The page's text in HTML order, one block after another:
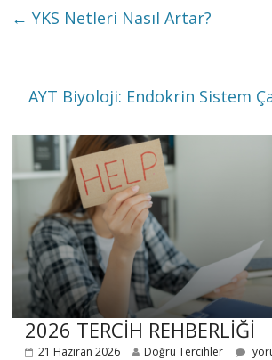
← YKS Netleri Nasıl Artar?
AYT Biyoloji: Endokrin Sistem
2026 TERCİH REHBERLİĞİ
21 Haziran 2026 Doğru Tercihler